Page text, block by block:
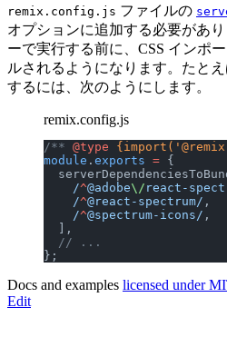
remix.config.js ファイルの
オプションに追加する必要があ
ーで実行する前に、CSS インポ
ルされるようになります。たとえ
するには、次のようにします。
remix.config.js
/** @type
module . exports = {
    /
^@adobe\/ react-
    /
^@react-spectrum/ ,
    /
^@spectrum-icons/ ,
  ],
  // ...
};
Docs and examples licensed under
Edit